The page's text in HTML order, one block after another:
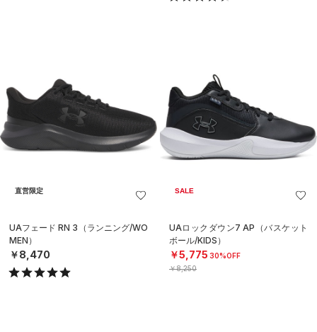
直営限定
UAフェード RN 3（ランニング/WO
MEN）
￥8,470
SALE
UAロックダウン7 AP（バスケット
ボール/KIDS）
￥5,775 30%OFF
￥8,250